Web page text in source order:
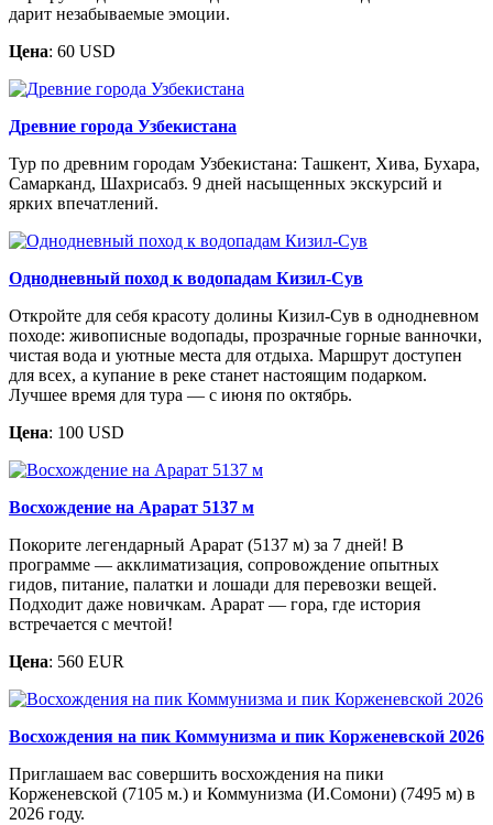
дарит незабываемые эмоции.
Цена: 60 USD
Древние города Узбекистана
Тур по древним городам Узбекистана: Ташкент, Хива, Бухара,
Самарканд, Шахрисабз. 9 дней насыщенных экскурсий и
ярких впечатлений.
Однодневный поход к водопадам Кизил-Сув
Откройте для себя красоту долины Кизил-Сув в однодневном
походе: живописные водопады, прозрачные горные ванночки,
чистая вода и уютные места для отдыха. Маршрут доступен
для всех, а купание в реке станет настоящим подарком.
Лучшее время для тура — с июня по октябрь.
Цена: 100 USD
Восхождение на Арарат 5137 м
Покорите легендарный Арарат (5137 м) за 7 дней! В
программе — акклиматизация, сопровождение опытных
гидов, питание, палатки и лошади для перевозки вещей.
Подходит даже новичкам. Арарат — гора, где история
встречается с мечтой!
Цена: 560 EUR
Восхождения на пик Коммунизма и пик Корженевской 2026
Приглашаем вас совершить восхождения на пики
Корженевской (7105 м.) и Коммунизма (И.Сомони) (7495 м) в
2026 году.